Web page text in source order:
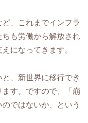
、これまでインフラ
も労働から解放され
になってきます。
、新世界に移行でき
す。ですので、「崩
ではないか、という